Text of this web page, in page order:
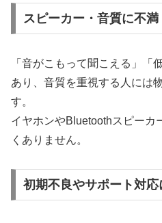
スピーカー・音質に不満
「音がこもって聞こえる」「
あり、音質を重視する人には
す。
イヤホンやBluetoothスピーカ
くありません。
初期不良やサポート対応